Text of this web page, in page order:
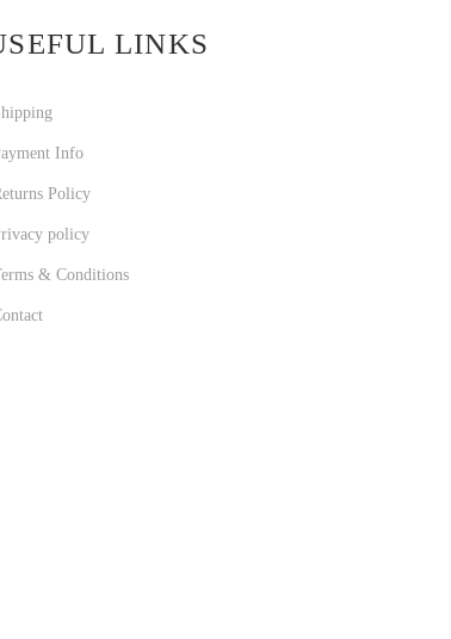
LINKS
Info
Policy
policy
& Conditions